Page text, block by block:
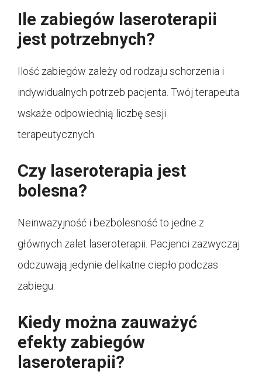
Ile zabiegów laseroterapii
jest potrzebnych?
Ilość zabiegów zależy od rodzaju schorzenia i
indywidualnych potrzeb pacjenta. Twój terapeuta
wskaże odpowiednią liczbę sesji
terapeutycznych.
Czy laseroterapia jest
bolesna?
Neinwazyjność i bezbolesność to jedne z
głównych zalet laseroterapii. Pacjenci zazwyczaj
odczuwają jedynie delikatne ciepło podczas
zabiegu.
Kiedy można zauważyć
efekty zabiegów
laseroterapii?